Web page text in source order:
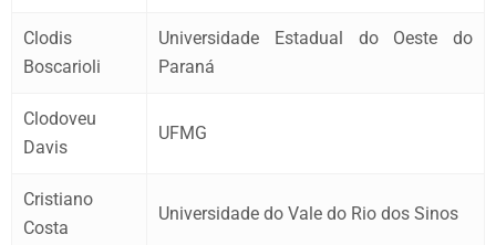
Clodis
Boscarioli
Universidade Estadual do Oeste do
Paraná
Clodoveu
Davis
UFMG
Cristiano
Costa
Universidade do Vale do Rio dos Sinos